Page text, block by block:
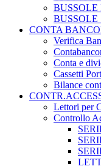
CONTA
Verifica
Conta e
Cassetti
Bilance
Lettori per
Controllo